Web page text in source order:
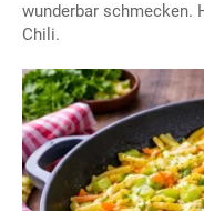
wunderbar schmecken.
Chili.